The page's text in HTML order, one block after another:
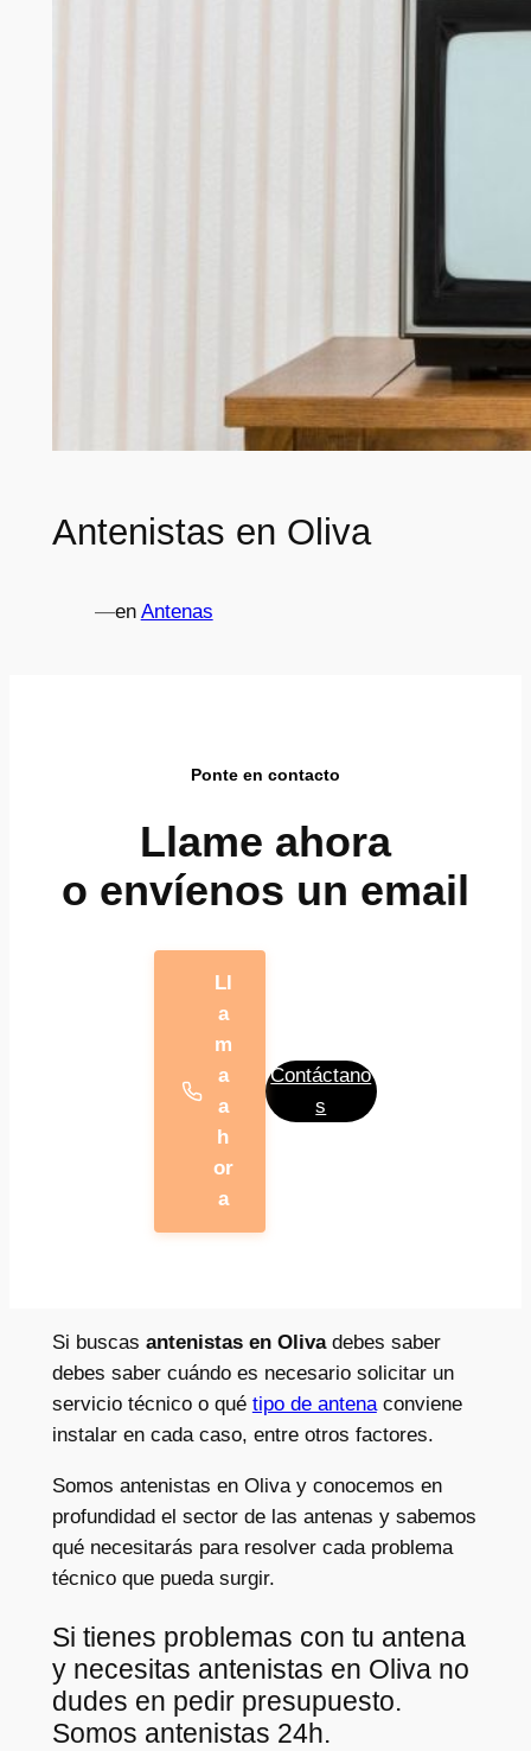
Antenistas en Oliva
—en Antenas
Ponte en contacto
Llame ahora
o envíenos un email
Ll
a
m
a
a
h
or
a
Contáctano
s
Si buscas antenistas en Olivadebes saber
debes saber cuándo es necesario solicitar un
servicio técnico o qué tipo de antenaconviene
instalar en cada caso, entre otros factores.
Somos antenistas en Oliva y conocemos en
profundidad el sector de las antenas y sabemos
qué necesitarás para resolver cada problema
técnico que pueda surgir.
Si tienes problemas con tu antena
y necesitas antenistas en Oliva no
dudes en pedir presupuesto.
Somos antenistas 24h.